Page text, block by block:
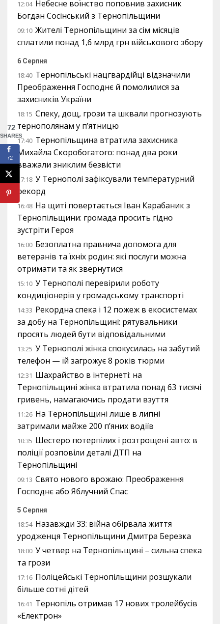
12:04 Небесне воїнство поповнив захисник
Богдан Сосінський з Тернопільщини
09:10 Жителі Тернопільщини за сім місяців
сплатили понад 1,6 млрд грн військового збору
6 Серпня
18:40 Тернопільські нацгвардійці відзначили
Преображення Господнє й помолилися за
захисників України
18:15 Спеку, дощ, грози та шквали прогнозують
тернополянам у п’ятницю
17:40 Тернопільщина втратила захисника
Михайла Скоробогатого: понад два роки
вважали зниклим безвісти
17:18 У Тернополі зафіксували температурний
рекорд
16:48 На щиті повертається Іван Карабаник з
Тернопільщини: громада просить гідно
зустріти Героя
16:00 Безоплатна правнича допомога для
ветеранів та їхніх родин: які послуги можна
отримати та як звернутися
15:10 У Тернополі перевірили роботу
кондиціонерів у громадському транспорті
14:33 Рекордна спека і 12 пожеж в екосистемах
за добу на Тернопільщині: рятувальники
просять людей бути відповідальними
13:25 У Тернополі жінка спокусилась на забутий
телефон — їй загрожує 8 років тюрми
12:31 Шахрайство в інтернеті: на
Тернопільщині жінка втратила понад 63 тисячі
гривень, намагаючись продати взуття
11:26 На Тернопільщині лише в липні
затримали майже 200 п’яних водіїв
10:35 Шестеро потерпілих і розтрощені авто: в
поліції розповіли деталі ДТП на
Тернопільщині
09:13 Свято нового врожаю: Преображення
Господнє або Яблучний Спас
5 Серпня
18:54 Назавжди 33: війна обірвала життя
уродженця Тернопільщини Дмитра Березка
18:00 У четвер на Тернопільщині – сильна спека
та грози
17:16 Поліцейські Тернопільщини розшукали
більше сотні дітей
16:41 Тернопіль отримав 17 нових тролейбусів
«Електрон»
72
SHARES
72